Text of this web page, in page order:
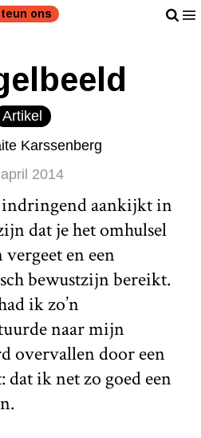
ons
Artikel
Karssenberg
2014
indringend aankijkt in
dat je het omhulsel
en een
bewustzijn bereikt.
ik zo’n
naar mijn
overvallen door een
ik net zo goed een